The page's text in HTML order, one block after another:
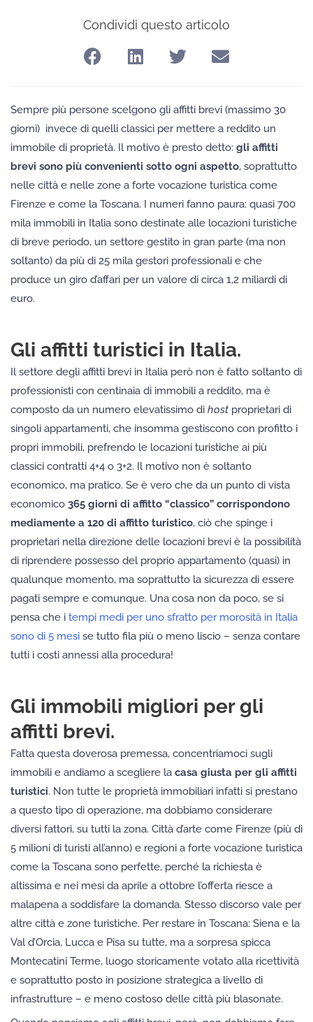
Condividi questo articolo
Sempre più persone scelgono gli affitti brevi (massimo 30
giorni) invece di quelli classici per mettere a reddito un
immobile di proprietà. Il motivo è presto detto: gli affitti
brevi sono più convenienti sotto ogni aspetto, soprattutto
nelle città e nelle zone a forte vocazione turistica come
Firenze e come la Toscana. I numeri fanno paura: quasi 700
mila immobili in Italia sono destinate alle locazioni turistiche
di breve periodo, un settore gestito in gran parte (ma non
soltanto) da più di 25 mila gestori professionali e che
produce un giro d’affari per un valore di circa 1,2 miliardi di
euro.
Gli affitti turistici in Italia.
Il settore degli affitti brevi in Italia però non è fatto soltanto di
professionisti con centinaia di immobili a reddito, ma è
composto da un numero elevatissimo di host proprietari di
singoli appartamenti, che insomma gestiscono con profitto i
propri immobili, prefrendo le locazioni turistiche ai più
classici contratti 4+4 o 3+2. Il motivo non è soltanto
economico, ma pratico. Se è vero che da un punto di vista
economico 365 giorni di affitto “classico” corrispondono
mediamente a 120 di affitto turistico, ciò che spinge i
proprietari nella direzione delle locazioni brevi è la possibilità
di riprendere possesso del proprio appartamento (quasi) in
qualunque momento, ma soprattutto la sicurezza di essere
pagati sempre e comunque. Una cosa non da poco, se si
pensa che i tempi medi per uno sfratto per morosità in Italia
sono di 5 mesi se tutto fila più o meno liscio – senza contare
tutti i costi annessi alla procedura!
Gli immobili migliori per gli
affitti brevi.
Fatta questa doverosa premessa, concentriamoci sugli
immobili e andiamo a scegliere la casa giusta per gli affitti
turistici. Non tutte le proprietà immobiliari infatti si prestano
a questo tipo di operazione, ma dobbiamo considerare
diversi fattori, su tutti la zona. Città d’arte come Firenze (più di
5 milioni di turisti all’anno) e regioni a forte vocazione turistica
come la Toscana sono perfette, perché la richiesta è
altissima e nei mesi da aprile a ottobre l’offerta riesce a
malapena a soddisfare la domanda. Stesso discorso vale per
altre città e zone turistiche. Per restare in Toscana: Siena e la
Val d’Orcia, Lucca e Pisa su tutte, ma a sorpresa spicca
Montecatini Terme, luogo storicamente votato alla ricettività
e soprattutto posto in posizione strategica a livello di
infrastrutture – e meno costoso delle città più blasonate.